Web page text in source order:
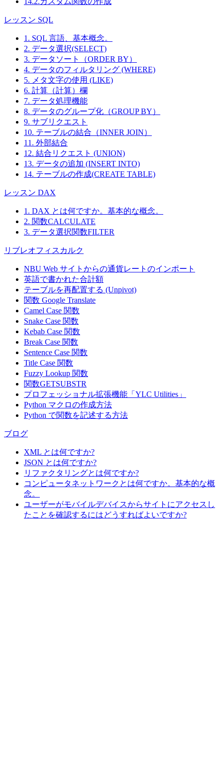
レッスン SQL
1. SQL 言語、基本概念。
2. データ選択(SELECT)
3. データソート（ORDER BY）
4. データのフィルタリング (WHERE)
5. メタ文字の使用 (LIKE)
6. 計算（計算）欄
7. データ処理機能
8. データのグループ化（GROUP BY）
9. サブリクエスト
10. テーブルの結合（INNER JOIN）
11. 外部結合
12. 結合リクエスト (UNION)
13. データの追加 (INSERT INTO)
14. テーブルの作成(CREATE TABLE)
レッスン DAX
1. DAX とは何ですか。基本的な概念。
2. 関数CALCULATE
3. データ選択関数FILTER
リブレオフィスカルク
NBU Web サイトからの通貨レートのインポート
英語で書かれた合計額
テーブルを再配置する (Unpivot)
関数 Google Translate
Camel Case 関数
Snake Case 関数
Kebab Case 関数
Break Case 関数
Sentence Case 関数
Title Case 関数
Fuzzy Lookup 関数
関数GETSUBSTR
プロフェッショナル拡張機能「YLC Utilities」
Python マクロの作成方法
Python で関数を記述する方法
ブログ
XML とは何ですか?
JSON とは何ですか?
リファクタリングとは何ですか?
コンピュータネットワークとは何ですか。基本的な概
念。
ユーザーがモバイルデバイスからサイトにアクセスし
たことを確認するにはどうすればよいですか?